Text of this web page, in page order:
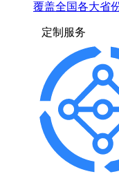
覆盖全国各大省
定制服务